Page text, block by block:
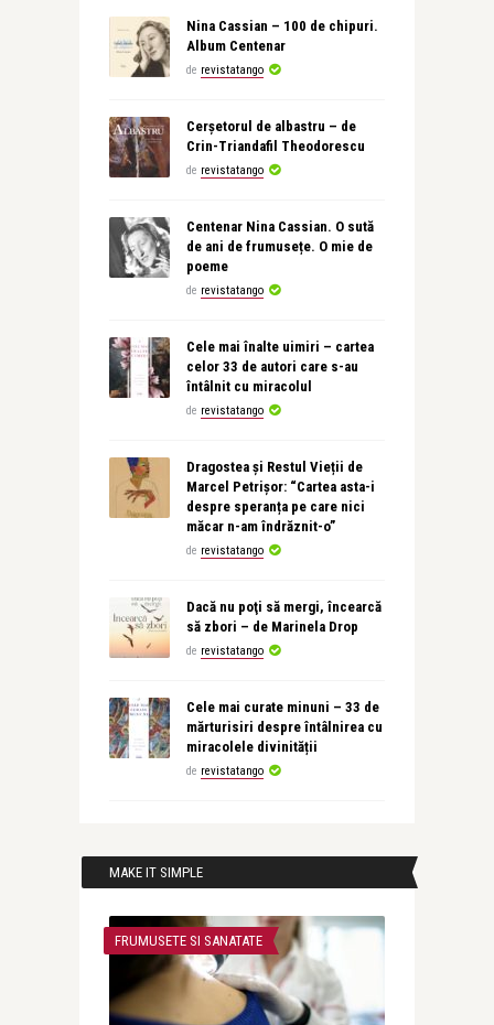
Nina Cassian – 100 de chipuri.
Album Centenar
de revistatango
Cerșetorul de albastru – de
Crin-Triandafil Theodorescu
de revistatango
Centenar Nina Cassian. O sută
de ani de frumusețe. O mie de
poeme
de revistatango
Cele mai înalte uimiri – cartea
celor 33 de autori care s-au
întâlnit cu miracolul
de revistatango
Dragostea și Restul Vieții de
Marcel Petrișor: “Cartea asta-i
despre speranța pe care nici
măcar n-am îndrăznit-o”
de revistatango
Dacă nu poţi să mergi, încearcă
să zbori – de Marinela Drop
de revistatango
Cele mai curate minuni – 33 de
mărturisiri despre întâlnirea cu
miracolele divinității
de revistatango
MAKE IT SIMPLE
FRUMUSETE SI SANATATE